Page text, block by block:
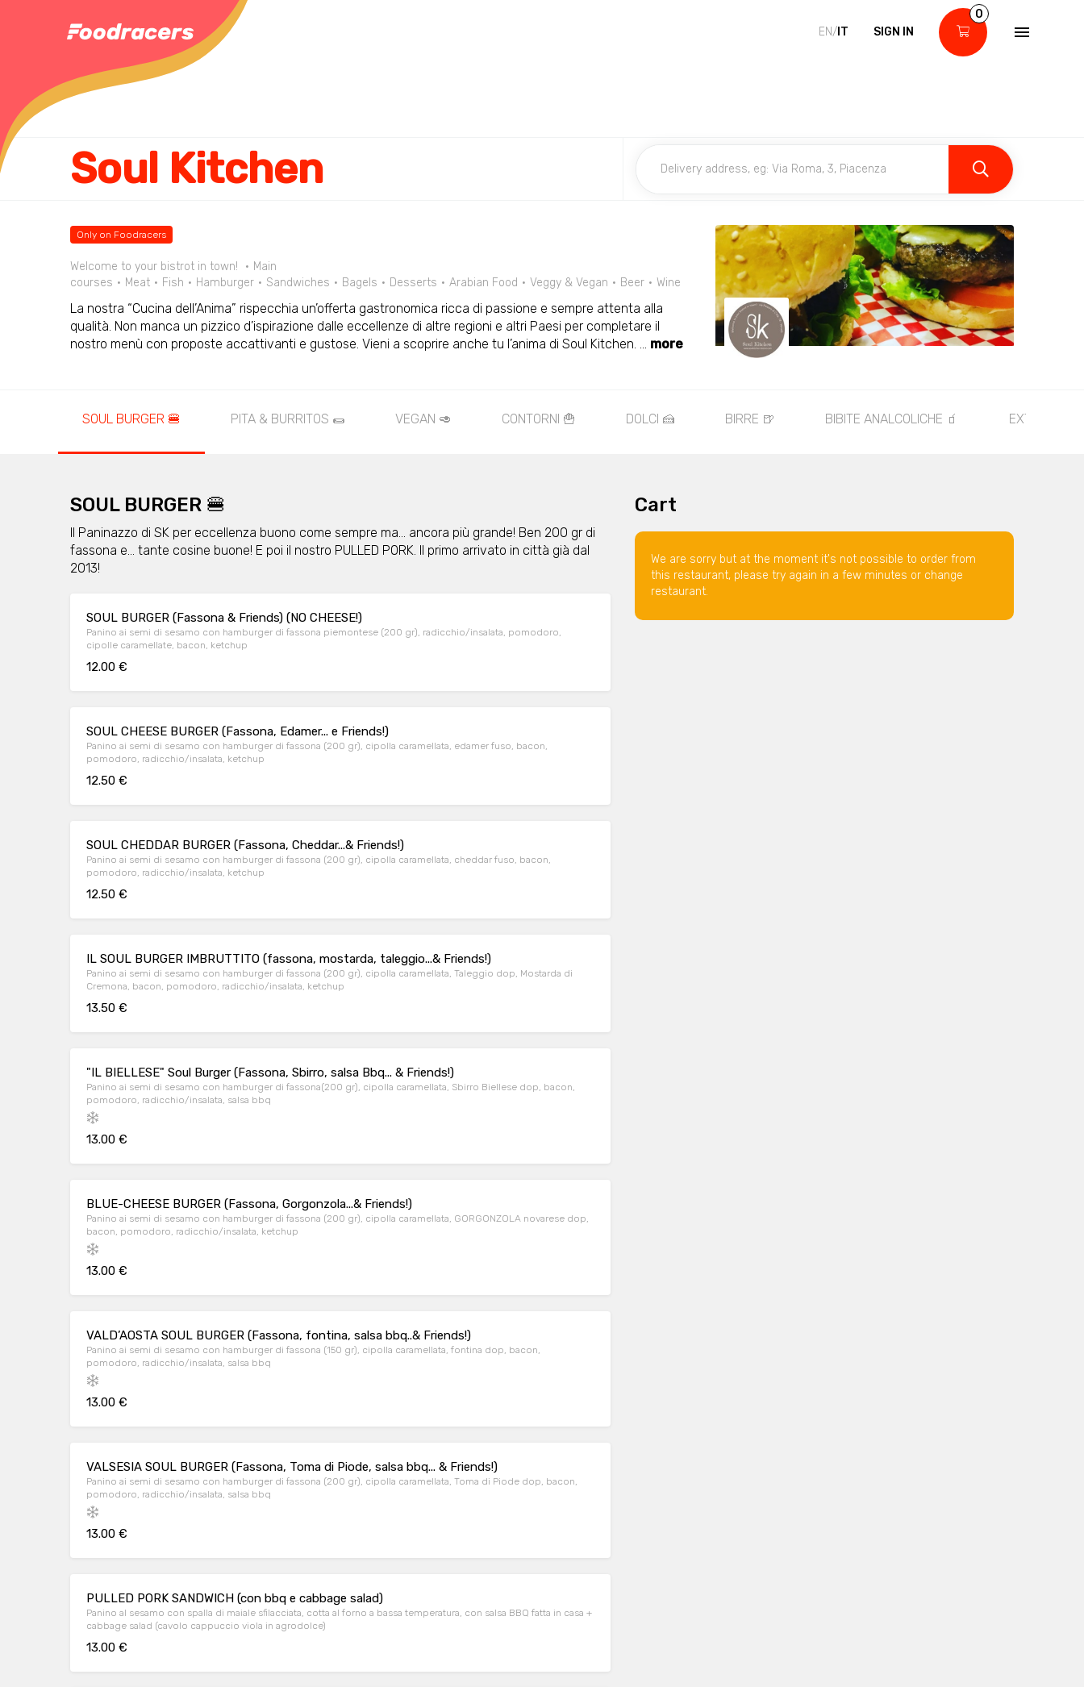
EN/ IT SIGN IN
0
Soul Kitchen
Only on Foodracers
Welcome to your bistrot in town!
Main
courses
Meat Fish Hamburger Sandwiches Bagels Desserts Arabian Food Veggy & Vegan Beer Wine
La nostra “Cucina dell’Anima” rispecchia un’offerta gastronomica ricca di passione e sempre attenta alla
qualità. Non manca un pizzico d’ispirazione dalle eccellenze di altre regioni e altri Paesi per completare il
nostro menù con proposte accattivanti e gustose. Vieni a scoprire anche tu l’anima di Soul Kitchen. ... more
SOUL BURGER 🍔 PITA & BURRITOS 🌯 VEGAN 🥑 CONTORNI 🍟 DOLCI 🍰 BIRRE 🍺 BIBITE ANALCOLICHE 🧃 EXTRA🍴
SOUL BURGER 🍔
Il Paninazzo di SK per eccellenza buono come sempre ma… ancora più grande! Ben 200 gr di
fassona e… tante cosine buone! E poi il nostro PULLED PORK. Il primo arrivato in città già dal
2013!
SOUL BURGER (Fassona & Friends) (NO CHEESE!)
Panino ai semi di sesamo con hamburger di fassona piemontese (200 gr), radicchio/insalata, pomodoro,
cipolle caramellate, bacon, ketchup
12.00 €
SOUL CHEESE BURGER (Fassona, Edamer... e Friends!)
Panino ai semi di sesamo con hamburger di fassona (200 gr), cipolla caramellata, edamer fuso, bacon,
pomodoro, radicchio/insalata, ketchup
12.50 €
SOUL CHEDDAR BURGER (Fassona, Cheddar...& Friends!)
Panino ai semi di sesamo con hamburger di fassona (200 gr), cipolla caramellata, cheddar fuso, bacon,
pomodoro, radicchio/insalata, ketchup
12.50 €
IL SOUL BURGER IMBRUTTITO (fassona, mostarda, taleggio...& Friends!)
Panino ai semi di sesamo con hamburger di fassona (200 gr), cipolla caramellata, Taleggio dop, Mostarda di
Cremona, bacon, pomodoro, radicchio/insalata, ketchup
13.50 €
"IL BIELLESE" Soul Burger (Fassona, Sbirro, salsa Bbq... & Friends!)
Panino ai semi di sesamo con hamburger di fassona(200 gr), cipolla caramellata, Sbirro Biellese dop, bacon,
pomodoro, radicchio/insalata, salsa bbq
13.00 €
BLUE-CHEESE BURGER (Fassona, Gorgonzola...& Friends!)
Panino ai semi di sesamo con hamburger di fassona (200 gr), cipolla caramellata, GORGONZOLA novarese dop,
bacon, pomodoro, radicchio/insalata, ketchup
13.00 €
VALD’AOSTA SOUL BURGER (Fassona, fontina, salsa bbq..& Friends!)
Panino ai semi di sesamo con hamburger di fassona (150 gr), cipolla caramellata, fontina dop, bacon,
pomodoro, radicchio/insalata, salsa bbq
13.00 €
VALSESIA SOUL BURGER (Fassona, Toma di Piode, salsa bbq... & Friends!)
Panino ai semi di sesamo con hamburger di fassona (200 gr), cipolla caramellata, Toma di Piode dop, bacon,
pomodoro, radicchio/insalata, salsa bbq
13.00 €
PULLED PORK SANDWICH (con bbq e cabbage salad)
Panino al sesamo con spalla di maiale sfilacciata, cotta al forno a bassa temperatura, con salsa BBQ fatta in casa +
cabbage salad (cavolo cappuccio viola in agrodolce)
13.00 €
Cart
We are sorry but at the moment it's not possible to order from
this restaurant, please try again in a few minutes or change
restaurant.